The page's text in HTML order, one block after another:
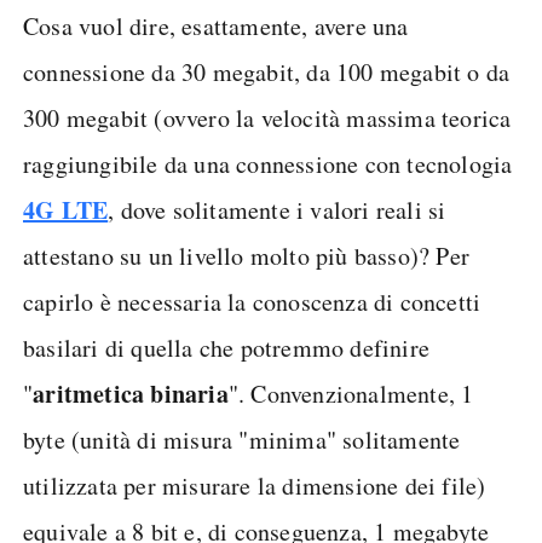
Cosa vuol dire, esattamente, avere una
connessione da 30 megabit, da 100 megabit o da
300 megabit (ovvero la velocità massima teorica
raggiungibile da una connessione con tecnologia
4G LTE, dove solitamente i valori reali si
attestano su un livello molto più basso)? Per
capirlo è necessaria la conoscenza di concetti
basilari di quella che potremmo definire
"aritmetica binaria". Convenzionalmente, 1
byte (unità di misura "minima" solitamente
utilizzata per misurare la dimensione dei file)
equivale a 8 bit e, di conseguenza, 1 megabyte